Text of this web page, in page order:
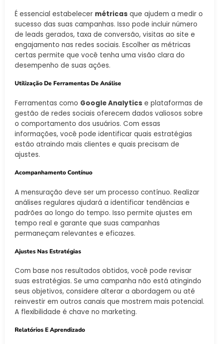
É essencial estabelecer métricas que ajudem a medir o
sucesso das suas campanhas. Isso pode incluir número
de leads gerados, taxa de conversão, visitas ao site e
engajamento nas redes sociais. Escolher as métricas
certas permite que você tenha uma visão clara do
desempenho de suas ações.
Utilização De Ferramentas De Análise
Ferramentas como Google Analytics e plataformas de
gestão de redes sociais oferecem dados valiosos sobre
o comportamento dos usuários. Com essas
informações, você pode identificar quais estratégias
estão atraindo mais clientes e quais precisam de
ajustes.
Acompanhamento Contínuo
A mensuração deve ser um processo contínuo. Realizar
análises regulares ajudará a identificar tendências e
padrões ao longo do tempo. Isso permite ajustes em
tempo real e garante que suas campanhas
permaneçam relevantes e eficazes.
Ajustes Nas Estratégias
Com base nos resultados obtidos, você pode revisar
suas estratégias. Se uma campanha não está atingindo
seus objetivos, considere alterar a abordagem ou até
reinvestir em outros canais que mostrem mais potencial.
A flexibilidade é chave no marketing.
Relatórios E Aprendizado